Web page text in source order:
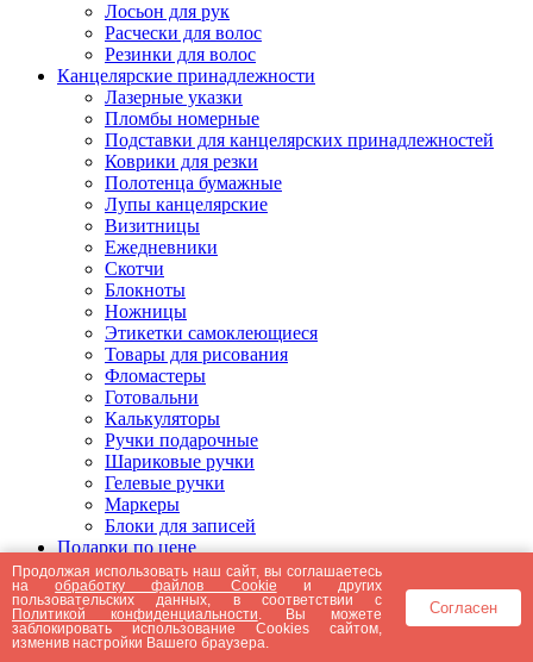
Лосьон для рук
Расчески для волос
Резинки для волос
Канцелярские принадлежности
Лазерные указки
Пломбы номерные
Подставки для канцелярских принадлежностей
Коврики для резки
Полотенца бумажные
Лупы канцелярские
Визитницы
Ежедневники
Скотчи
Блокноты
Ножницы
Этикетки самоклеющиеся
Товары для рисования
Фломастеры
Готовальни
Калькуляторы
Ручки подарочные
Шариковые ручки
Гелевые ручки
Маркеры
Блоки для записей
Подарки по цене
Подарки от 5000 рублей
Подарки до 5000 рублей
Подарки до 3000 рублей
Подарки до 2000 рублей
Подарки до 1000 рублей
Продолжая использовать наш сайт, вы соглашаетесь
наобработку файлов Cookie и других
пользовательских данных, в соответствии с
Политикой конфиденциальности . Вы можете
заблокировать использование Cookies сайтом,
изменив настройки Вашего браузера.
Согласен